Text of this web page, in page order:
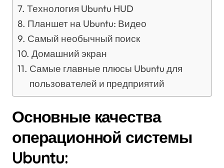
Технология Ubuntu HUD
Планшет на Ubuntu: Видео
Самый необычный поиск
Домашний экран
Самые главные плюсы Ubuntu для
пользователей и предприятий
Основные качества
операционной системы
Ubuntu: